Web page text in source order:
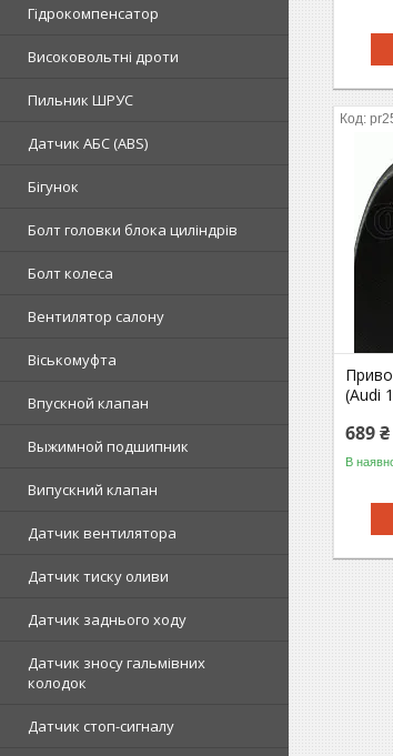
Гідрокомпенсатор
Високовольтні дроти
Пильник ШРУС
Датчик АБС (ABS)
Бігунок
Болт головки блока циліндрів
Болт колеса
Вентилятор салону
Віськомуфта
Впускной клапан
Выжимной подшипник
Випускний клапан
Датчик вентилятора
Датчик тиску оливи
Датчик заднього ходу
Датчик зносу гальмівних
колодок
Датчик стоп-сигналу
(Audi
689 ₴
В